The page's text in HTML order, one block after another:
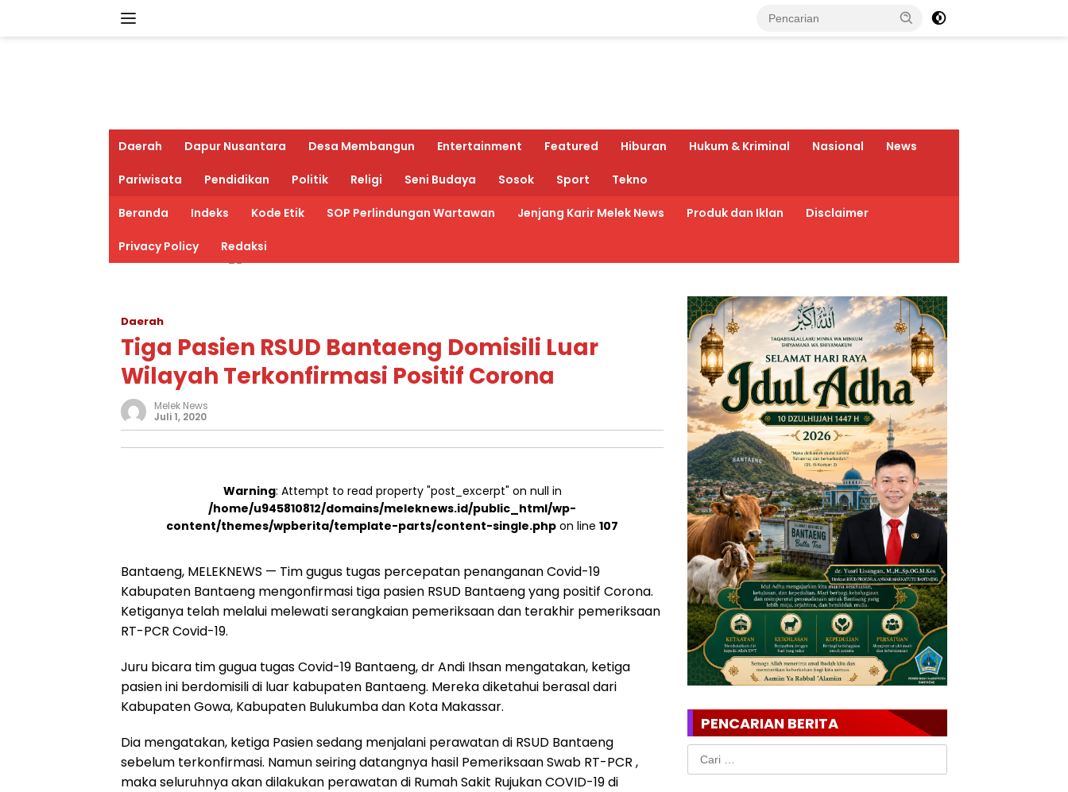
Daerah Dapur Nusantara Desa Membangun Entertainment Featured Hiburan Hukum & Kriminal Nasional News
Pariwisata Pendidikan Politik Religi Seni Budaya Sosok Sport Tekno
Beranda Indeks Kode Etik SOP Perlindungan Wartawan Jenjang Karir Melek News Produk dan Iklan Disclaimer
Privacy Policy Redaksi
Daerah
Tiga Pasien RSUD Bantaeng Domisili Luar
Wilayah Terkonfirmasi Positif Corona
Melek News
Juli 1, 2020
Warning: Attempt to read property "post_excerpt" on null in
/home/u945810812/domains/meleknews.id/public_html/wp-
content/themes/wpberita/template-parts/content-single.php on line107
Bantaeng, MELEKNEWS — Tim gugus tugas percepatan penanganan Covid-19
Kabupaten Bantaeng mengonfirmasi tiga pasien RSUD Bantaeng yang positif Corona.
Ketiganya telah melalui melewati serangkaian pemeriksaan dan terakhir pemeriksaan
RT-PCR Covid-19.
Juru bicara tim gugua tugas Covid-19 Bantaeng, dr Andi Ihsan mengatakan, ketiga
pasien ini berdomisili di luar kabupaten Bantaeng. Mereka diketahui berasal dari
Kabupaten Gowa, Kabupaten Bulukumba dan Kota Makassar.
Dia mengatakan, ketiga Pasien sedang menjalani perawatan di RSUD Bantaeng
sebelum terkonfirmasi. Namun seiring datangnya hasil Pemeriksaan Swab RT-PCR ,
maka seluruhnya akan dilakukan perawatan di Rumah Sakit Rujukan COVID-19 di
PENCARIAN BERITA
Cari
untuk: